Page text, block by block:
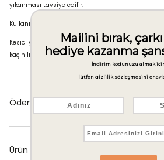
yıkanması tavsiye edilir.
Kullanım sonrası kuru bir bez ile kurulanması
Kesici yüzeyin körleşmemesi için diğer metal
kaçınılmalıdır.
Ödeme Seçenekleri
Ürün Önerileri